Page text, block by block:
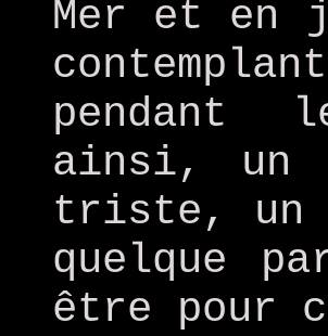
Mer et en
pendant
ainsi, un
triste, un
quelque
être pour